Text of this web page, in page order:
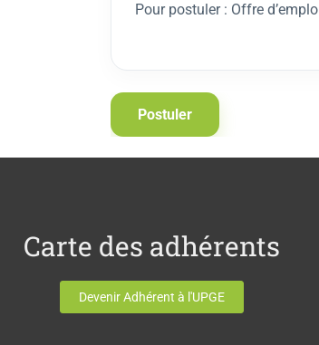
Pour postuler : Offre
Carte des adhérents
Devenir Adhérent à l'UPGE